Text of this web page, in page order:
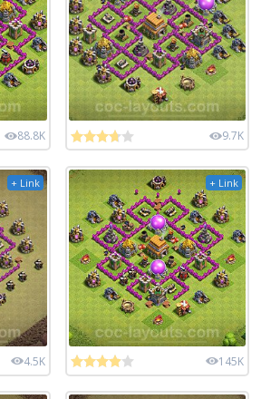
88.8K 9.7K
+ Link
4.5K
+ Link
145K